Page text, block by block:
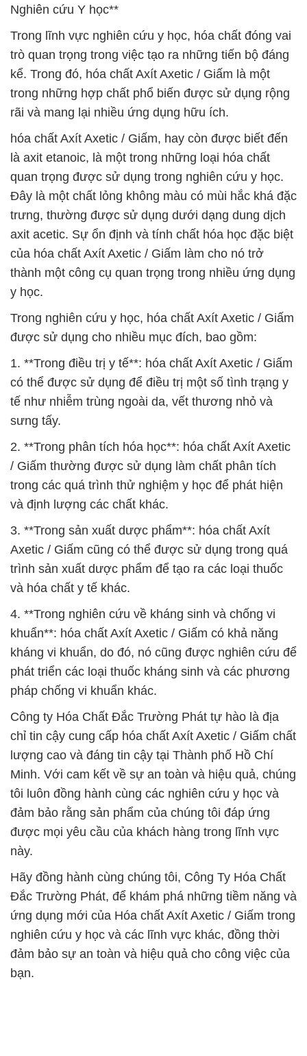
Nghiên cứu Y học**
Trong lĩnh vực nghiên cứu y học, hóa chất đóng vai
trò quan trọng trong việc tạo ra những tiến bộ đáng
kể. Trong đó, hóa chất Axít Axetic / Giấm là một
trong những hợp chất phổ biến được sử dụng rộng
rãi và mang lại nhiều ứng dụng hữu ích.
hóa chất Axít Axetic / Giấm, hay còn được biết đến
là axit etanoic, là một trong những loại hóa chất
quan trọng được sử dụng trong nghiên cứu y học.
Đây là một chất lỏng không màu có mùi hắc khá đặc
trưng, thường được sử dụng dưới dạng dung dịch
axit acetic. Sự ổn định và tính chất hóa học đặc biệt
của hóa chất Axít Axetic / Giấm làm cho nó trở
thành một công cụ quan trọng trong nhiều ứng dụng
y học.
Trong nghiên cứu y học, hóa chất Axít Axetic / Giấm
được sử dụng cho nhiều mục đích, bao gồm:
1. **Trong điều trị y tế**: hóa chất Axít Axetic / Giấm
có thể được sử dụng để điều trị một số tình trạng y
tế như nhiễm trùng ngoài da, vết thương nhỏ và
sưng tấy.
2. **Trong phân tích hóa học**: hóa chất Axít Axetic
/ Giấm thường được sử dụng làm chất phân tích
trong các quá trình thử nghiệm y học để phát hiện
và định lượng các chất khác.
3. **Trong sản xuất dược phẩm**: hóa chất Axít
Axetic / Giấm cũng có thể được sử dụng trong quá
trình sản xuất dược phẩm để tạo ra các loại thuốc
và hóa chất y tế khác.
4. **Trong nghiên cứu về kháng sinh và chống vi
khuẩn**: hóa chất Axít Axetic / Giấm có khả năng
kháng vi khuẩn, do đó, nó cũng được nghiên cứu để
phát triển các loại thuốc kháng sinh và các phương
pháp chống vi khuẩn khác.
Công ty Hóa Chất Đắc Trường Phát tự hào là địa
chỉ tin cậy cung cấp hóa chất Axít Axetic / Giấm chất
lượng cao và đáng tin cậy tại Thành phố Hồ Chí
Minh. Với cam kết về sự an toàn và hiệu quả, chúng
tôi luôn đồng hành cùng các nghiên cứu y học và
đảm bảo rằng sản phẩm của chúng tôi đáp ứng
được mọi yêu cầu của khách hàng trong lĩnh vực
này.
Hãy đồng hành cùng chúng tôi, Công Ty Hóa Chất
Đắc Trường Phát, để khám phá những tiềm năng và
ứng dụng mới của Hóa chất Axít Axetic / Giấm trong
nghiên cứu y học và các lĩnh vực khác, đồng thời
đảm bảo sự an toàn và hiệu quả cho công việc của
bạn.